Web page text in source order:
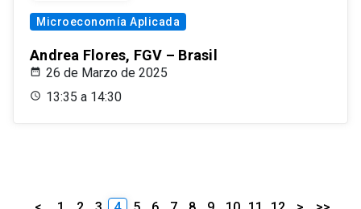
Microeconomía Aplicada
Andrea Flores, FGV – Brasil
26 de Marzo de 2025
13:35 a 14:30